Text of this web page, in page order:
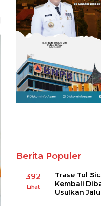
Berita Populer
392
Lihat
Trase Tol
Kembali
Usulkan